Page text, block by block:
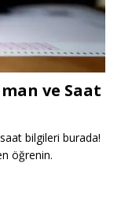
ve Saat
bilgileri burada!
öğrenin.